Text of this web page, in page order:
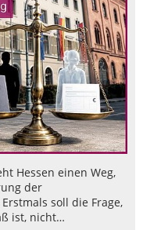
Hessen einen Weg,
der
soll die Frage,
ist, nicht…